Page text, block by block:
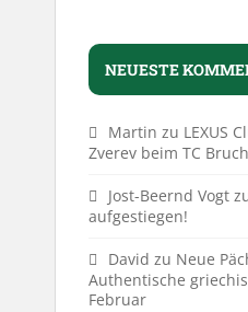
NEUESTE
Martin zu LEXUS
Zverev beim TC
Jost-Beernd Vogt
aufgestiegen!
David zu Neue
Authentische
Februar